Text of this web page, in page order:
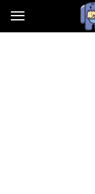
Hugus.pl